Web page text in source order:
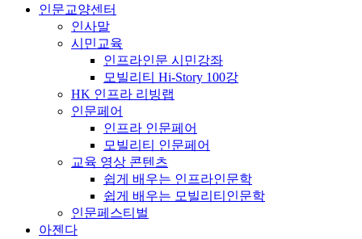
인문교양센터
인사말
시민교육
인프라인문 시민강좌
모빌리티 Hi-Story 100강
HK 인프라 리빙랩
인문페어
인프라 인문페어
모빌리티 인문페어
교육 영상 콘텐츠
쉽게 배우는 인프라인문학
쉽게 배우는 모빌리티인문학
인문페스티벌
아젠다